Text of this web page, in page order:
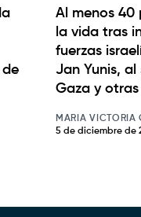
de
Al menos 40
la vida tras
fuerzas
Jan Yunis,
Gaza y otras
MARIA VICTORIA
5 de diciembre de